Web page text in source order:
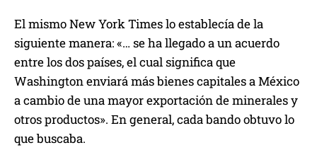
El mismo New York Times lo establecía de la
siguiente manera: «… se ha llegado a un acuerdo
entre los dos países, el cual significa que
Washington enviará más bienes capitales a México
a cambio de una mayor exportación de minerales y
otros productos». En general, cada bando obtuvo lo
que buscaba.